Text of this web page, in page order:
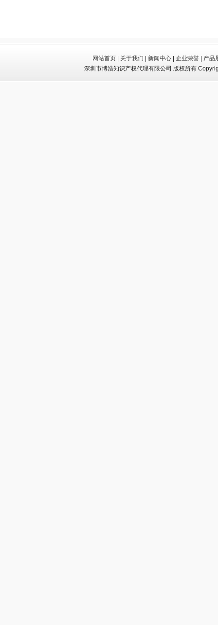
网站首页 关于我们 新闻中心 企业荣誉
产品
深圳市博浩知识产权代理有限公司 版权所有